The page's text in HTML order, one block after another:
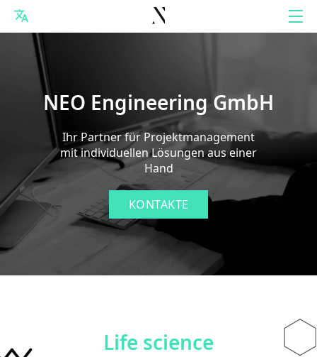
NEO Engineering GmbH
Ihr Partner für Projektmanagement
mit individuellen Lösungen aus einer
Hand
KONTAKTE
Life science